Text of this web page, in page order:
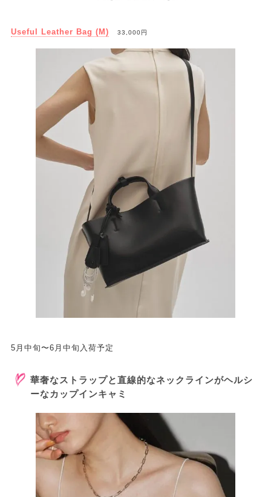
Useful Leather Bag (M) 33,000円
5月中旬〜6月中旬入荷予定
華奢なストラップと直線的なネックラインがヘルシ
ーなカップインキャミ